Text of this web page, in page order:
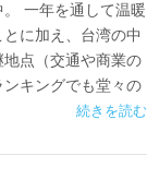
一年を通して温暖
に加え、台湾の中
点（交通や商業の
キングでも堂々の
続きを読む